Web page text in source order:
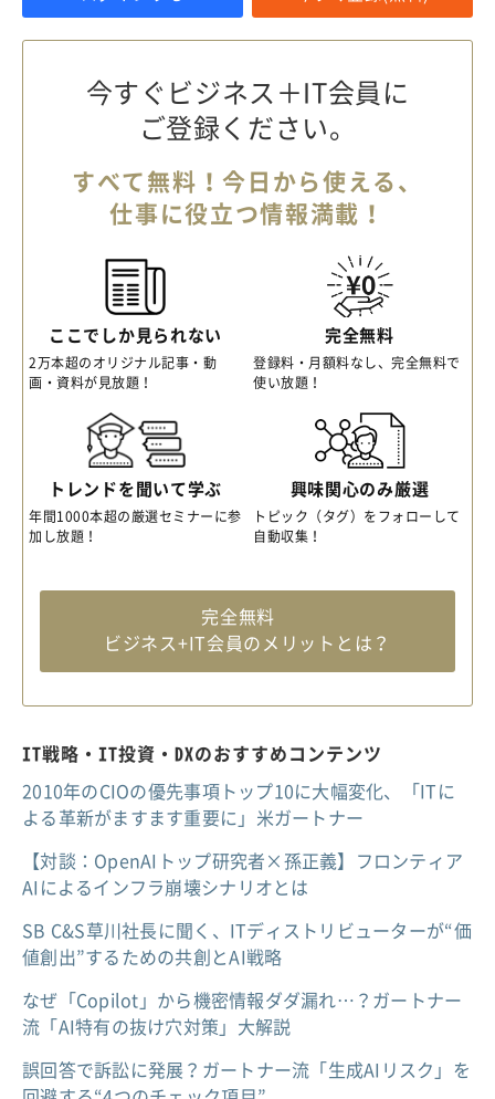
今すぐビジネス＋IT会員に
ご登録ください。
すべて無料！今日から使える、
仕事に役立つ情報満載！
ここでしか見られない
2万本超のオリジナル記事・動
画・資料が見放題！
完全無料
登録料・月額料なし、完全無料で
使い放題！
トレンドを聞いて学ぶ
年間1000本超の厳選セミナーに参
加し放題！
興味関心のみ厳選
トピック（タグ）をフォローして
自動収集！
完全無料
ビジネス+IT会員のメリットとは？
IT戦略・IT投資・DXのおすすめコンテンツ
2010年のCIOの優先事項トップ10に大幅変化、「ITに
よる革新がますます重要に」米ガートナー
【対談：OpenAIトップ研究者×孫正義】フロンティア
AIによるインフラ崩壊シナリオとは
SB C&S草川社長に聞く、ITディストリビューターが“価
値創出”するための共創とAI戦略
なぜ「Copilot」から機密情報ダダ漏れ…？ガートナー
流「AI特有の抜け穴対策」大解説
誤回答で訴訟に発展？ガートナー流「生成AIリスク」を